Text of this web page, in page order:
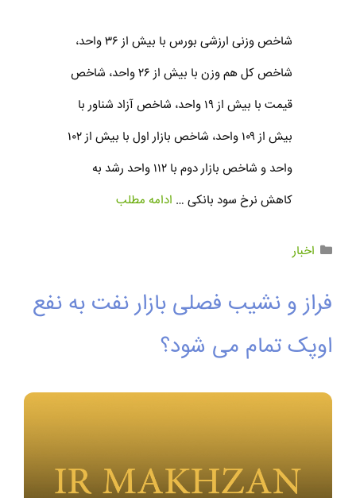
شاخص وزنی ارزشی بورس با بیش از ۳۶ واحد،
شاخص کل هم‌ وزن با بیش از ۲۶ واحد،‌ شاخص
قیمت با بیش از ۱۹ واحد، شاخص آزاد شناور با
بیش از ۱۰۹ واحد، شاخص بازار اول با بیش از ۱۰۲
واحد و شاخص بازار دوم با ۱۱۲ واحد رشد به
کاهش نرخ سود بانکی … ادامه مطلب
اخبار
فراز و نشیب فصلی بازار نفت به نفع
اوپک تمام می شود؟